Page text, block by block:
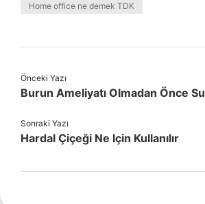
Home office ne demek TDK
Önceki Yazı
Burun Ameliyatı Olmadan Önce
Sonraki Yazı
Hardal Çiçeği Ne Için Kullanılır